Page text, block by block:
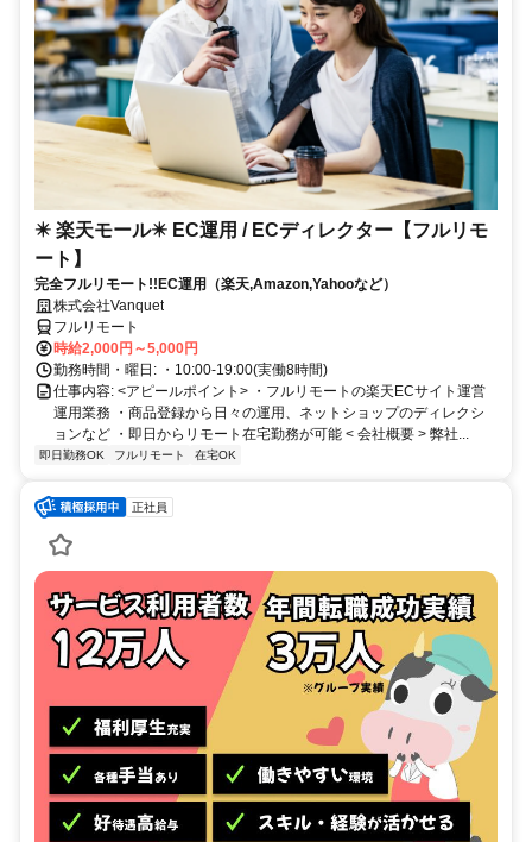
✴️ 楽天モール✴️ EC運用 / ECディレクター【フルリモ
ート】
完全フルリモート!!EC運用（楽天,Amazon,Yahooなど）
株式会社Vanquet
フルリモート
時給2,000円～5,000円
勤務時間・曜日: ・10:00-19:00(実働8時間)
仕事内容: <アピールポイント> ・フルリモートの楽天ECサイト運営
運用業務 ・商品登録から日々の運用、ネットショップのディレクシ
ョンなど ・即日からリモート在宅勤務が可能 < 会社概要 > 弊社...
即日勤務OK フルリモート 在宅OK
正社員